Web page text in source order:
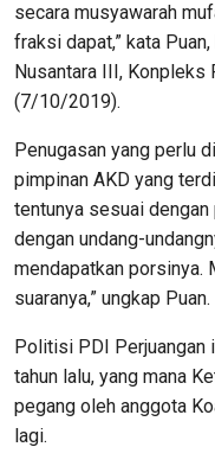
secara musyawarah
fraksi dapat,” kata
Nusantara III, Konpleks
(7/10/2019).
Penugasan yang perlu
pimpinan AKD yang
tentunya sesuai
dengan undang-
mendapatkan porsinya.
suaranya,” ungkap Puan.
Politisi PDI Perjuangan
tahun lalu, yang mana
pegang oleh anggota
lagi.